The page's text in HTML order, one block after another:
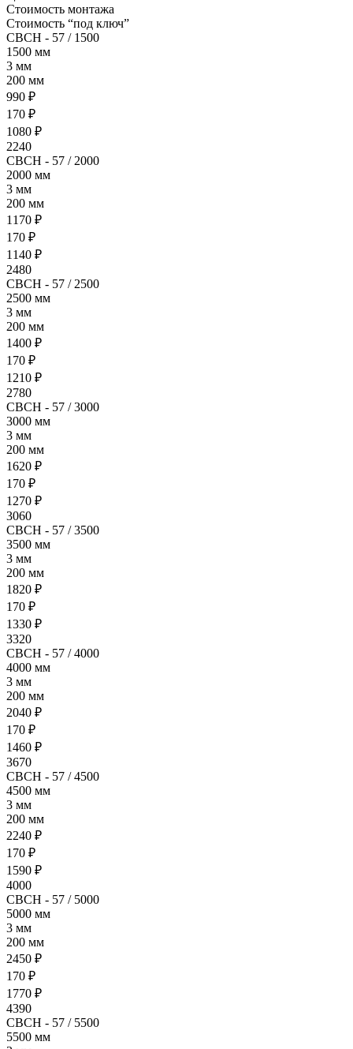
Стоимость монтажа
Стоимость “под ключ”
СВСН - 57 / 1500
1500 мм
3 мм
200 мм
990 ₽
170 ₽
1080 ₽
2240
СВСН - 57 / 2000
2000 мм
3 мм
200 мм
1170 ₽
170 ₽
1140 ₽
2480
СВСН - 57 / 2500
2500 мм
3 мм
200 мм
1400 ₽
170 ₽
1210 ₽
2780
СВСН - 57 / 3000
3000 мм
3 мм
200 мм
1620 ₽
170 ₽
1270 ₽
3060
СВСН - 57 / 3500
3500 мм
3 мм
200 мм
1820 ₽
170 ₽
1330 ₽
3320
СВСН - 57 / 4000
4000 мм
3 мм
200 мм
2040 ₽
170 ₽
1460 ₽
3670
СВСН - 57 / 4500
4500 мм
3 мм
200 мм
2240 ₽
170 ₽
1590 ₽
4000
СВСН - 57 / 5000
5000 мм
3 мм
200 мм
2450 ₽
170 ₽
1770 ₽
4390
СВСН - 57 / 5500
5500 мм